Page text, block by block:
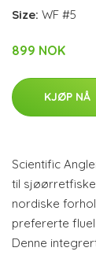
Size: WF #5
899 NOK
KJØP NÅ
Scientific
til
nordiske
prefererte
Denne